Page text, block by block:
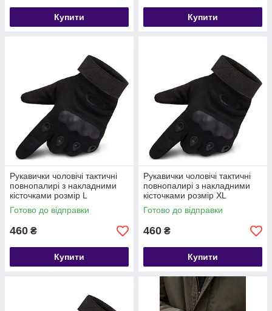
Купити Купити
Рукавички чоловічі тактичні
повнопалирі з накладними
кісточками розмір L
Готово до відправки
460 ₴
Купити
Рукавички чоловічі тактичні
повнопалирі з накладними
кісточками розмір XL
Готово до відправки
460 ₴
Купити